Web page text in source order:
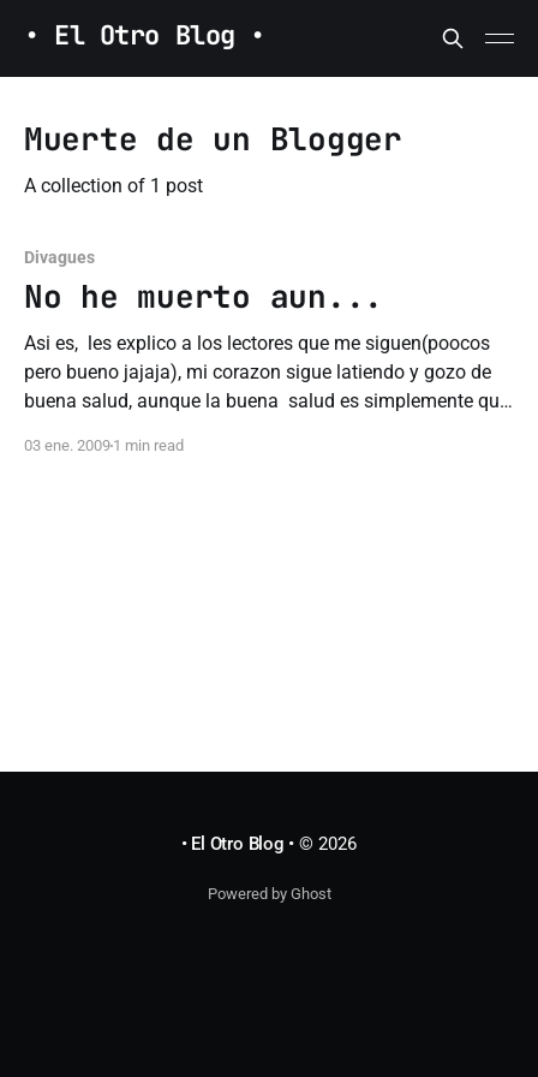
• El Otro Blog •
Muerte de un Blogger
A collection of 1 post
Divagues
No he muerto aun...
Asi es, les explico a los lectores que me siguen(poocos
pero bueno jajaja), mi corazon sigue latiendo y gozo de
buena salud, aunque la buena salud es simplemente que
pero bueno ese no es el tema, el tema es que
03 ene. 2009 1 min read
• El Otro Blog • © 2026
Powered by Ghost